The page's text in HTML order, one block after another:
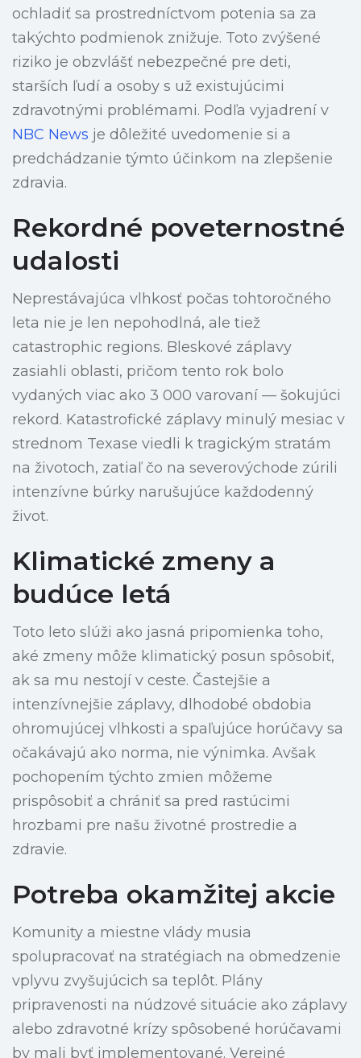
ochladiť sa prostredníctvom potenia sa za
takýchto podmienok znižuje. Toto zvýšené
riziko je obzvlášť nebezpečné pre deti,
starších ľudí a osoby s už existujúcimi
zdravotnými problémami. Podľa vyjadrení v
NBC News je dôležité uvedomenie si a
predchádzanie týmto účinkom na zlepšenie
zdravia.
Rekordné poveternostné
udalosti
Neprestávajúca vlhkosť počas tohtoročného
leta nie je len nepohodlná, ale tiež
catastrophic regions. Bleskové záplavy
zasiahli oblasti, pričom tento rok bolo
vydaných viac ako 3 000 varovaní — šokujúci
rekord. Katastrofické záplavy minulý mesiac v
strednom Texase viedli k tragickým stratám
na životoch, zatiaľ čo na severovýchode zúrili
intenzívne búrky narušujúce každodenný
život.
Klimatické zmeny a
budúce letá
Toto leto slúži ako jasná pripomienka toho,
aké zmeny môže klimatický posun spôsobiť,
ak sa mu nestojí v ceste. Častejšie a
intenzívnejšie záplavy, dlhodobé obdobia
ohromujúcej vlhkosti a spaľujúce horúčavy sa
očakávajú ako norma, nie výnimka. Avšak
pochopením týchto zmien môžeme
prispôsobiť a chrániť sa pred rastúcimi
hrozbami pre našu životné prostredie a
zdravie.
Potreba okamžitej akcie
Komunity a miestne vlády musia
spolupracovať na stratégiach na obmedzenie
vplyvu zvyšujúcich sa teplôt. Plány
pripravenosti na núdzové situácie ako záplavy
alebo zdravotné krízy spôsobené horúčavami
by mali byť implementované. Verejné